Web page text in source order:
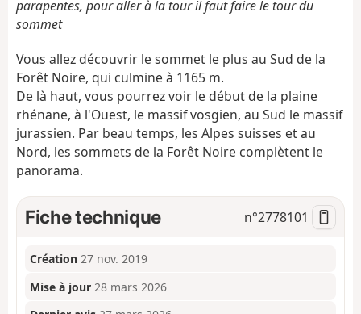
parapentes, pour aller à la tour il faut faire le tour du
sommet
Vous allez découvrir le sommet le plus au Sud de la
Forêt Noire, qui culmine à 1165 m.
De là haut, vous pourrez voir le début de la plaine
rhénane, à l'Ouest, le massif vosgien, au Sud le massif
jurassien. Par beau temps, les Alpes suisses et au
Nord, les sommets de la Forêt Noire complètent le
panorama.
Fiche technique n°2778101
Création 27 nov. 2019
Mise à jour 28 mars 2026